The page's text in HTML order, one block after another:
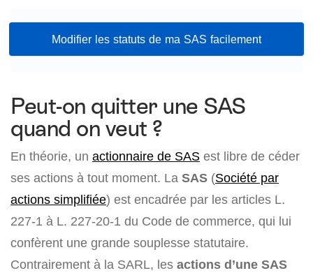
Modifier les statuts de ma SAS facilement
Peut-on quitter une SAS
quand on veut ?
En théorie, un actionnaire de SAS est libre de céder
ses actions à tout moment. La SAS (Société par
actions simplifiée) est encadrée par les articles L.
227-1 à L. 227-20-1 du Code de commerce, qui lui
confèrent une grande souplesse statutaire.
Contrairement à la SARL, les actions d’une SAS